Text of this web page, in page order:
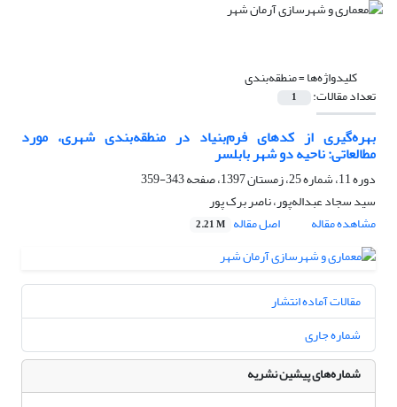
کلیدواژه‌ها =منطقه‌بندی
تعداد مقالات: 1
بهره‌گیری از کدهای فرم‌بنیاد در منطقه‌بندی شهری، مورد
مطالعاتی: ناحیه دو شهر بابلسر
دوره 11، شماره 25، زمستان 1397، صفحه
343-359
سید سجاد عبداله‌پور، ناصر برک پور
مشاهده مقاله
اصل مقاله 2.21 M
مقالات آماده انتشار
شماره جاری
شماره‌های پیشین نشریه